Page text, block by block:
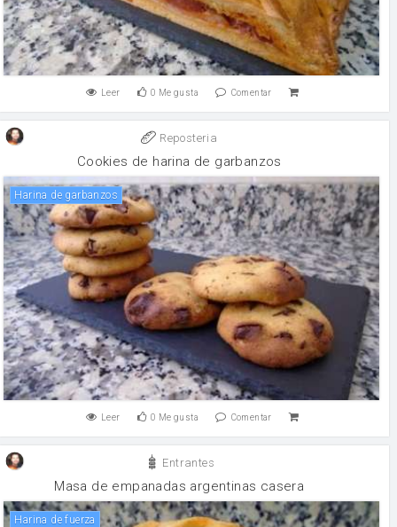
Leer 0 Me gusta Comentar
Reposteria
Cookies de harina de garbanzos
Harina de garbanzos
Leer 0 Me gusta Comentar
Entrantes
Masa de empanadas argentinas casera
harina de fuerza